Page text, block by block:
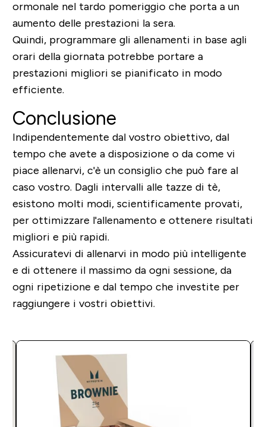
ormonale nel tardo pomeriggio che porta a un
aumento delle prestazioni la sera.
Quindi, programmare gli allenamenti in base agli
orari della giornata potrebbe portare a
prestazioni migliori se pianificato in modo
efficiente.
Conclusione
Indipendentemente dal vostro obiettivo, dal
tempo che avete a disposizione o da come vi
piace allenarvi, c'è un consiglio che può fare al
caso vostro. Dagli intervalli alle tazze di tè,
esistono molti modi, scientificamente provati,
per ottimizzare l'allenamento e ottenere risultati
migliori e più rapidi.
Assicuratevi di allenarvi in modo più intelligente
e di ottenere il massimo da ogni sessione, da
ogni ripetizione e dal tempo che investite per
raggiungere i vostri obiettivi.